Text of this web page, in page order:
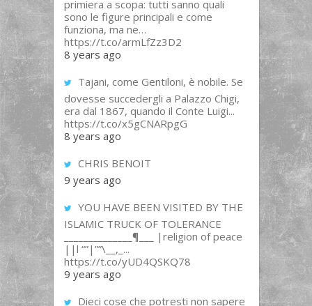
primiera a scopa: tutti sanno quali
sono le figure principali e come
funziona, ma ne…
https://t.co/armLfZz3D2
8 years ago
Tajani, come Gentiloni, è nobile. Se
dovesse succedergli a Palazzo Chigi,
era dal 1867, quando il Conte Luigi...
https://t.co/x5gCNARpgG
8 years ago
CHRIS BENOIT
9 years ago
YOU HAVE BEEN VISITED BY THE
ISLAMIC TRUCK OF TOLERANCE
______________¶___ |religion of peace
||l “”|””\__,_...
https://t.co/yUD4QSKQ78
9 years ago
Dieci cose che potresti non sapere